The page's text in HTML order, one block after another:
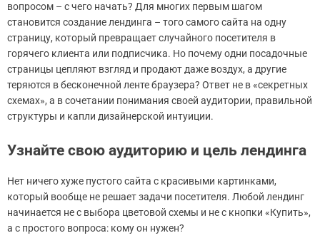
вопросом – с чего начать? Для многих первым шагом
становится создание лендинга – того самого сайта на одну
страницу, который превращает случайного посетителя в
горячего клиента или подписчика. Но почему одни посадочные
страницы цепляют взгляд и продают даже воздух, а другие
теряются в бесконечной ленте браузера? Ответ не в «секретных
схемах», а в сочетании понимания своей аудитории, правильной
структуры и капли дизайнерской интуиции.
Узнайте свою аудиторию и цель лендинга
Нет ничего хуже пустого сайта с красивыми картинками,
который вообще не решает задачи посетителя. Любой лендинг
начинается не с выбора цветовой схемы и не с кнопки «Купить»,
а с простого вопроса: кому он нужен?